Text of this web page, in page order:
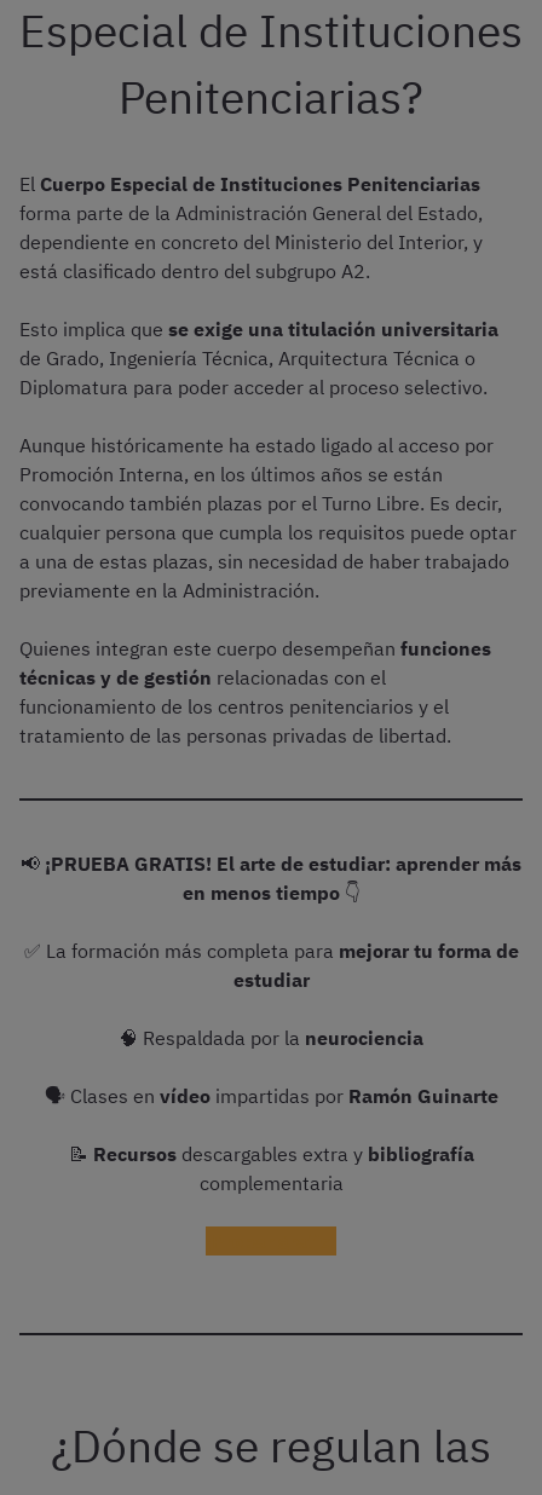
Especial de Instituciones
Penitenciarias?
El Cuerpo Especial de Instituciones Penitenciarias
forma parte de la Administración General del Estado,
dependiente en concreto del Ministerio del Interior, y
está clasificado dentro del subgrupo A2.
Esto implica que se exige una titulación universitaria
de Grado, Ingeniería Técnica, Arquitectura Técnica o
Diplomatura para poder acceder al proceso selectivo.
Aunque históricamente ha estado ligado al acceso por
Promoción Interna, en los últimos años se están
convocando también plazas por el Turno Libre. Es decir,
cualquier persona que cumpla los requisitos puede optar
a una de estas plazas, sin necesidad de haber trabajado
previamente en la Administración.
Quienes integran este cuerpo desempeñan funciones
técnicas y de gestión relacionadas con el
funcionamiento de los centros penitenciarios y el
tratamiento de las personas privadas de libertad.
📢 ¡PRUEBA GRATIS! El arte de estudiar: aprender más
en menos tiempo👇
✅ La formación más completa para mejorar tu forma de
estudiar
🧠 Respaldada por la neurociencia
🗣 Clases en vídeoimpartidas por Ramón Guinarte
📝 Recursos descargables extra y bibliografía
complementaria
¿Dónde se regulan las